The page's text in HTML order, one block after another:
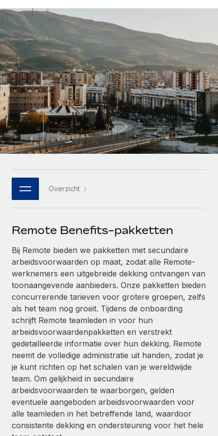
Ingewikkelde HR-taken eenvoudig uitbesteden
INFRASTRUCTUUR
Remote Embedded
HR naadloos in workflows integreren
Platform
Ingebouwde essentiële HR-functies voor je team
Verbinden Nieuw
Integraties
Processen stroomlijnen met essentiële zakelijke tools
Krijg hulp van global HR- en juridische experts
Achtergrondonderzoek
Vereenvoudig het screeningsproces van
kandidaten
Compliance Watchtower
Blijf compliance-risico's voor
Apparaatbeheer
Lever en track wereldwijd IT-middelen
Entiteiten oprichten
Stel snel compliant entiteiten op
Mobiliteit en overplaatsing
Plaats werknemers moeiteloos over
GROEIFASE
Start-ups
Flexibele global HR en payroll solutions voor groeiende
bedrijven
Mid-market
Teams uitbreiden met HR solutions op maat
Enterprise
Global HR voor grote bedrijven
Strategische technologiepartners
Integreer global HR flexibel in je platform
Een partner worden
Integraties en advies over AI-automatiseringen
CASESTUDY'S
Hoe AI-pionier Weaviate zijn team met 120%
liet groeien met Remote
Weaviate in één oogopslag Weaviate bouwt open source,
AI-first infrastructuur. De missie van het...
Meer informatie
De strategische samenwerking tussen
Reverse Tech en Remote voor zzp- en payroll-
beheer
Betalingscalculator voor zzp'ers
Ontdek valuta-opties en betaalsnelheden voor
internationale zzp'ers
LEREN MET REMOTE
Onderzoek en gidsen
Casestudy's
HR-woordenlijst
Checklists en templates
Webinars
Evenementen
Inzichtencentrum
Support
Alle bronnen bekijken
BLOG
Global Payroll
EOR en PEO
Contractor Management
Belastingen
Naar de blog
Nederlands
Français
Deutsch
Español
Italiano
Português (Portugal)
中文（简体）
Overzicht
Remote Benefits-pakketten
Bij Remote bieden we pakketten met secundaire
arbeidsvoorwaarden op maat, zodat alle Remote-
werknemers een uitgebreide dekking ontvangen van
toonaangevende aanbieders. Onze pakketten bieden
concurrerende tarieven voor grotere groepen, zelfs
als het team nog groeit. Tijdens de onboarding
schrijft Remote teamleden in voor hun
arbeidsvoorwaardenpakketten en verstrekt
gedetailleerde informatie over hun dekking. Remote
neemt de volledige administratie uit handen, zodat je
je kunt richten op het schalen van je wereldwijde
team. Om gelijkheid in secundaire
arbeidsvoorwaarden te waarborgen, gelden
eventuele aangeboden arbeidsvoorwaarden voor
alle teamleden in het betreffende land, waardoor
consistente dekking en ondersteuning voor het hele